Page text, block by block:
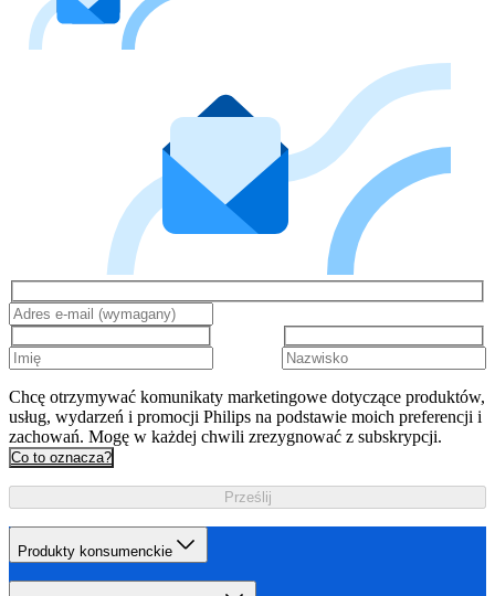
Chcę otrzymywać komunikaty marketingowe dotyczące produktów,
usług, wydarzeń i promocji Philips na podstawie moich preferencji i
zachowań. Mogę w każdej chwili zrezygnować z subskrypcji.
Co to oznacza?
Prześlij
Produkty konsumenckie